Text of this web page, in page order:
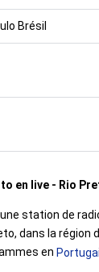
Brésil
en live - Rio
station de
dans la région
en